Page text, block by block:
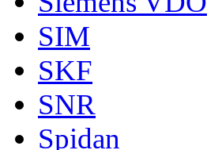
SIM
SKF
SNR
Spidan